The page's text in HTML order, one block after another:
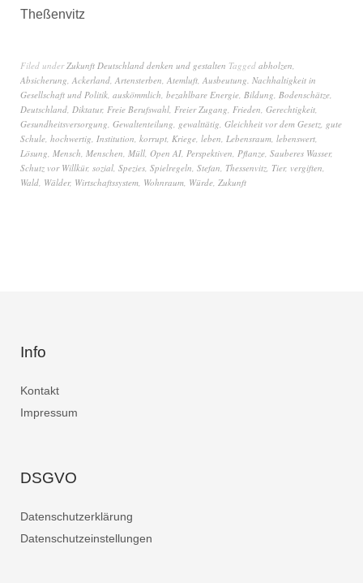
Theßenvitz
Filed underZukunft Deutschland denken und gestalten Tagged abholzen,
Absicherung, Ackerland, Artensterben, Atemluft, Ausbeutung. Nachhaltigkeit in
Gesellschaft und Politik, auskömmlich, bezahlbare Energie, Bildung, Bodenschätze,
Deutschland, Diktatur, Freie Berufswahl, Freier Zugang, Frieden, Gerechtigkeit,
Gesundheitsversorgung, Gewaltenteilung, gewalttätig, Gleichheit vor dem Gesetz, gute
Schule, hochwertig, Institution, korrupt, Kriege, leben, Lebensraum, lebenswert,
Lösung, Mensch, Menschen, Müll, Open AI, Perspektiven, Pflanze, Sauberes Wasser,
Schutz vor Willkür, sozial, Spezies, Spielregeln, Stefan, Thessenvitz, Tier, vergiften,
Wald, Wälder, Wirtschaftssystem, Wohnraum, Würde, Zukunft
Info
Kontakt
Impressum
DSGVO
Datenschutzerklärung
Datenschutzeinstellungen